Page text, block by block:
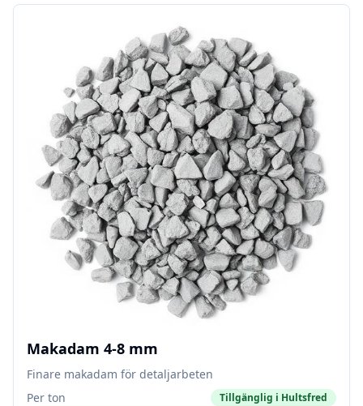
Makadam 4-8 mm
Finare makadam för detaljarbeten
Per ton
Tillgänglig i Hultsfred